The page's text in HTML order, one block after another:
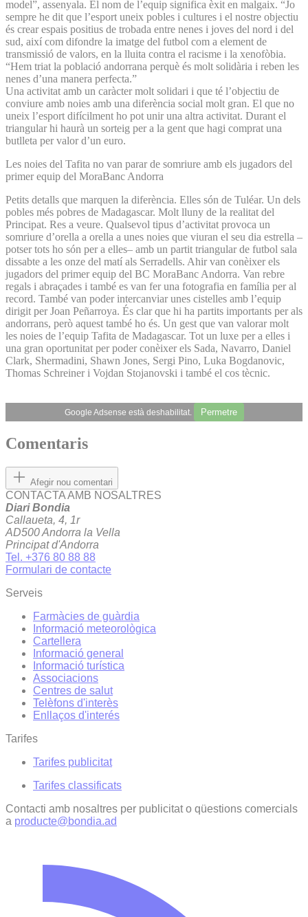
model”, assenyala. El nom de l’equip significa èxit en malgaix. “Jo
sempre he dit que l’esport uneix pobles i cultures i el nostre objectiu
és crear espais positius de trobada entre nenes i joves del nord i del
sud, així com difondre la imatge del futbol com a element de
transmissió de valors, en la lluita contra el racisme i la xenofòbia.
“Hem triat la població andorrana perquè és molt solidària i reben les
nenes d’una manera perfecta.”
Una activitat amb un caràc­ter molt solidari i que té l’objectiu de
conviure amb noies amb una diferència social molt gran. El que no
uneix l’esport difícilment ho pot unir una altra activitat. Durant el
triangular hi haurà un sorteig per a la gent que hagi comprat una
butlleta per valor d’un euro.
Les noies del Tafita no van parar de somriure amb els jugadors del
primer equip del MoraBanc Andorra
Petits detalls que marquen la diferència. Elles són de Tuléar. Un dels
pobles més pobres de Madagascar. Molt lluny de la realitat del
Principat. Res a veure. Qualsevol tipus d’activitat provoca un
somriure d’orella a orella a unes noies que viuran el seu dia estrella –
potser tots ho són per a elles– amb un partit triangular de futbol sala
dissabte a les onze del matí als Serradells. Ahir van conèixer els
jugadors del primer equip del BC MoraBanc Andorra. Van rebre
regals i abraçades i també es van fer una fotografia en família per al
record. També van poder intercanviar unes cistelles amb l’equip
dirigit per Joan Peñarroya. És clar que hi ha partits importants per als
andorrans, però aquest també ho és. Un gest que van valorar molt
les noies de l’equip Tafita de Madagascar. Tot un luxe per a elles i
una gran oportunitat per poder conèixer els Sada, Navarro, Daniel
Clark, Shermadini, Shawn Jones, Sergi Pino, Luka Bogdanovic,
Thomas Schreiner i Vojdan Stojanovski i també el cos tècnic.
Google Adsense està deshabilitat. Permetre
Comentaris
Afegir nou comentari
CONTACTA AMB NOSALTRES
Diari Bondia
Callaueta, 4, 1r
AD500 Andorra la Vella
Principat d'Andorra
Tel. +376 80 88 88
Formulari de contacte
Serveis
Farmàcies de guàrdia
Informació meteorològica
Cartellera
Informació general
Informació turística
Associacions
Centres de salut
Telèfons d'interès
Enllaços d'interés
Tarifes
Tarifes publicitat
Tarifes classificats
Contacti amb nosaltres per publicitat o qüestions comercials
a producte@bondia.ad